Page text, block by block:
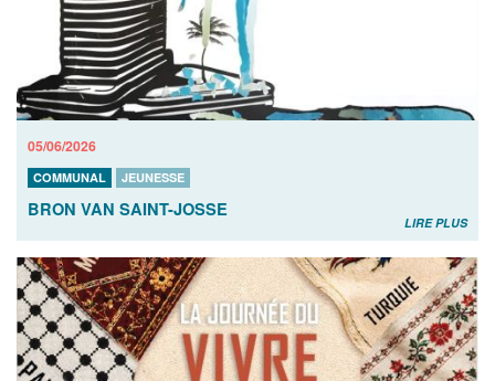
05/06/2026
COMMUNAL JEUNESSE
BRON VAN SAINT-JOSSE
LIRE PLUS